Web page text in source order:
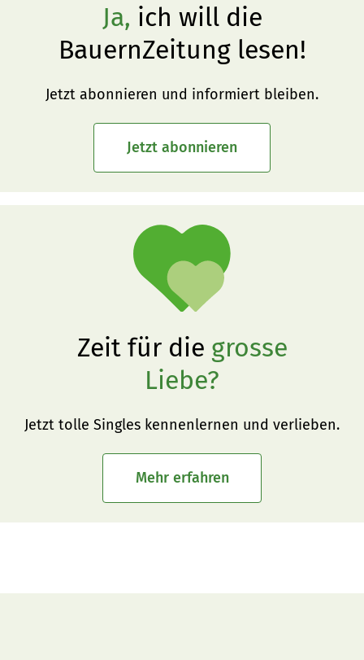
Ja, ich will die
BauernZeitung lesen!
Jetzt abonnieren und informiert bleiben.
Jetzt abonnieren
Zeit für die grosse
Liebe?
Jetzt tolle Singles kennenlernen und verlieben.
Mehr erfahren